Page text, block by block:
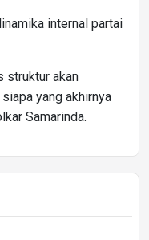
internal partai
struktur akan
yang akhirnya
Samarinda.